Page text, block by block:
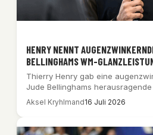
HENRY NENNT
BELLINGHAMS WM-
Thierry Henry gab eine
Jude Bellinghams
Aksel Kryhlmand16 Juli 2026